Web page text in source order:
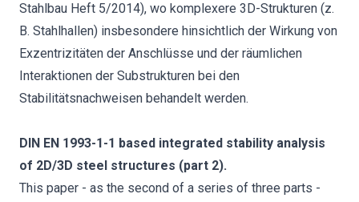
Stahlbau Heft 5/2014), wo komplexere 3D-Strukturen (z.
B. Stahlhallen) insbesondere hinsichtlich der Wirkung von
Exzentrizitäten der Anschlüsse und der räumlichen
Interaktionen der Substrukturen bei den
Stabilitätsnachweisen behandelt werden.
DIN EN 1993-1-1 based integrated stability analysis
of 2D/3D steel structures (part 2).
This paper - as the second of a series of three parts -